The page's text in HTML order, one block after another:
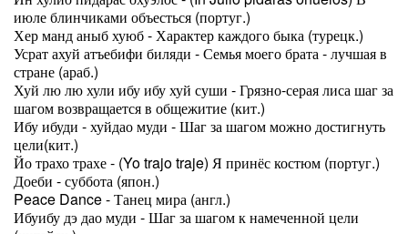
июле блинчиками объесться (португ.)
Хер манд аныб хуюб - Характер каждого быка (турецк.)
Усрат ахуй атъебифи биляди - Семья моего брата - лучшая в
стране (араб.)
Хуй лю лю хули ибу ибу хуй суши - Грязно-серая лиса шаг за
шагом возвращается в общежитие (кит.)
Ибу ибуди - хуйдао муди - Шаг за шагом можно достигнуть
цели(кит.)
Йо трахо трахе - (Yo trajo traje) Я принёс костюм (португ.)
Доеби - суббота (япон.)
Peace Dance - Танец мира (англ.)
Ибуибу дэ дао муди - Шаг за шагом к намеченной цели